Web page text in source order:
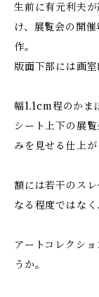
生前に有元利夫
け、展覧会の開
作。
版面下部には画
幅1.1cm程のかま
シート上下の展
みを見せる仕上が
額には若干のス
なる程度ではな
アートコレクシ
うか。